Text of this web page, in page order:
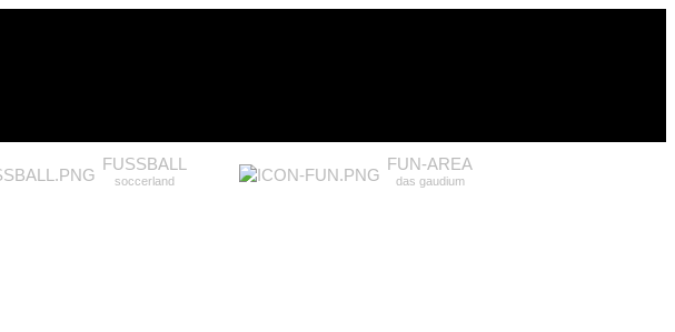
FUSSBALL
soccerland
FUN-AREA
das gaudium